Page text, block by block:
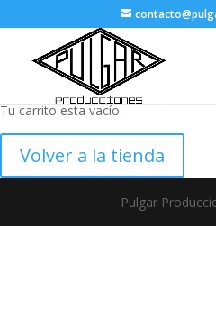
Tu carrito esta vacío.
Volver a la tienda
Pulgar